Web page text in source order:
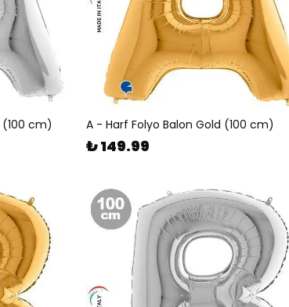
cm) A - Harf Folyo Balon Gold (100 cm)
₺ 149.99